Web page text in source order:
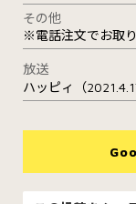
その他
※電話注文でお取
放送
ハッピィ（